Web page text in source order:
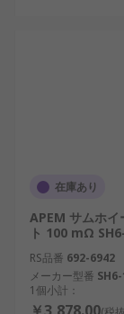
在庫あり
APEM サムホイ
ト 100 mΩ
RS品番 692-6942
メーカー型番
1個小計：